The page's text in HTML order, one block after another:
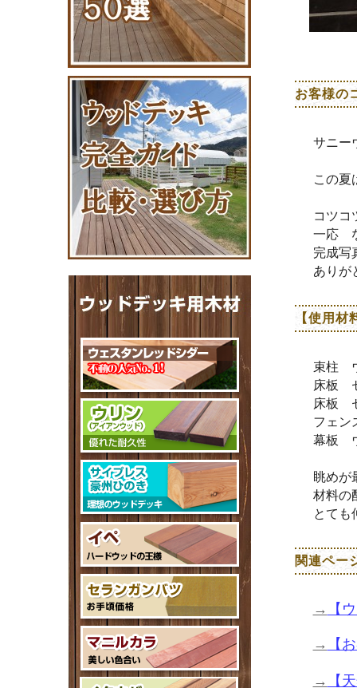
お客様の
サニ
この夏
コツコ
一応
完成写
ありが
【使用材
束柱
床板
床板
フェン
幕板
眺めが
材料の
とても
関連ペー
→ 【
→ 【
→ 【